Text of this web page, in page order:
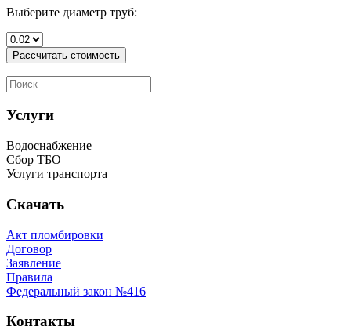
Выберите диаметр труб:
Рассчитать стоимость
Услуги
Водоснабжение
Сбор ТБО
Услуги транспорта
Скачать
Акт пломбировки
Договор
Заявление
Правила
Федеральный закон №416
Контакты